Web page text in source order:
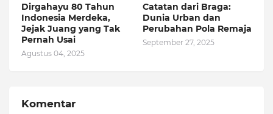
Dirgahayu 80 Tahun
Indonesia Merdeka,
Jejak Juang yang Tak
Pernah Usai
Agustus 04, 2025
Catatan dari Braga:
Dunia Urban dan
Perubahan Pola Remaja
September 27, 2025
Komentar